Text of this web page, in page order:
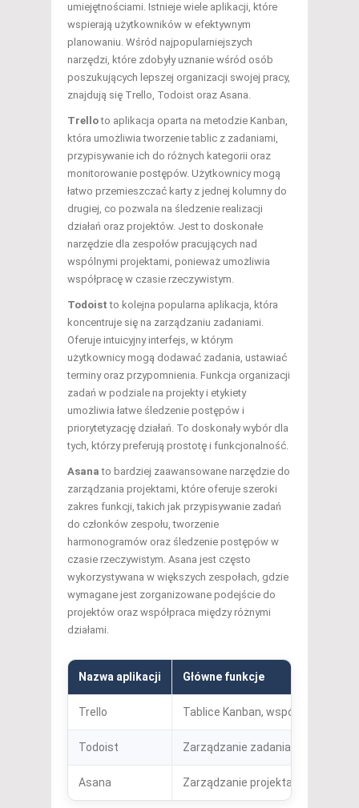
umiejętnościami. Istnieje wiele aplikacji, które
wspierają użytkowników w efektywnym
planowaniu. Wśród najpopularniejszych
narzędzi, które zdobyły uznanie wśród osób
poszukujących lepszej organizacji swojej pracy,
znajdują się Trello, Todoist oraz Asana.
Trelloto aplikacja oparta na metodzie Kanban,
która umożliwia tworzenie tablic z zadaniami,
przypisywanie ich do różnych kategorii oraz
monitorowanie postępów. Użytkownicy mogą
łatwo przemieszczać karty z jednej kolumny do
drugiej, co pozwala na śledzenie realizacji
działań oraz projektów. Jest to doskonałe
narzędzie dla zespołów pracujących nad
wspólnymi projektami, ponieważ umożliwia
współpracę w czasie rzeczywistym.
Todoist to kolejna popularna aplikacja, która
koncentruje się na zarządzaniu zadaniami.
Oferuje intuicyjny interfejs, w którym
użytkownicy mogą dodawać zadania, ustawiać
terminy oraz przypomnienia. Funkcja organizacji
zadań w podziale na projekty i etykiety
umożliwia łatwe śledzenie postępów i
priorytetyzację działań. To doskonały wybór dla
tych, którzy preferują prostotę i funkcjonalność.
Asana to bardziej zaawansowane narzędzie do
zarządzania projektami, które oferuje szeroki
zakres funkcji, takich jak przypisywanie zadań
do członków zespołu, tworzenie
harmonogramów oraz śledzenie postępów w
czasie rzeczywistym. Asana jest często
wykorzystywana w większych zespołach, gdzie
wymagane jest zorganizowane podejście do
projektów oraz współpraca między różnymi
działami.
Nazwa aplikacji Główne funkcje
Trello Tablice Kanban, współpraca w
Todoist Zarządzanie zadaniami,
Asana Zarządzanie projektami,